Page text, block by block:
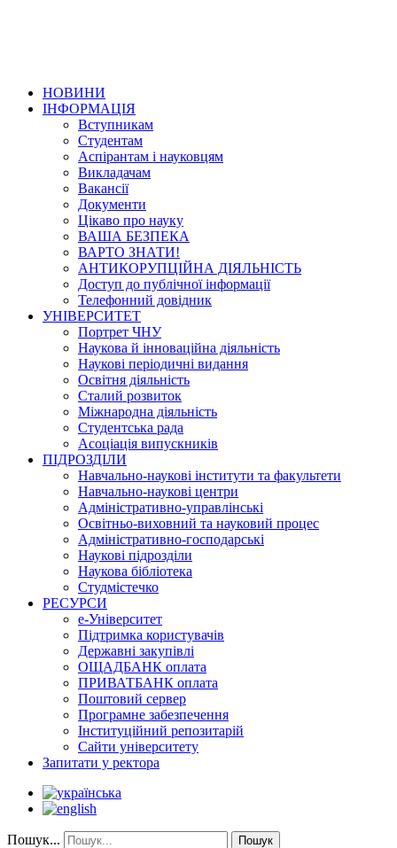
НОВИНИ
ІНФОРМАЦІЯ
Вступникам
Студентам
Аспірантам і науковцям
Викладачам
Вакансії
Документи
Цікаво про науку
ВАША БЕЗПЕКА
ВАРТО ЗНАТИ!
АНТИКОРУПЦІЙНА ДІЯЛЬНІСТЬ
Доступ до публічної інформації
Телефонний довідник
УНІВЕРСИТЕТ
Портрет ЧНУ
Наукова й інноваційна діяльність
Наукові періодичні видання
Освітня діяльність
Сталий розвиток
Міжнародна діяльність
Студентська рада
Асоціація випускників
ПІДРОЗДІЛИ
Навчально-наукові інститути та факультети
Навчально-наукові центри
Адміністративно-управлінські
Освітньо-виховний та науковий процес
Адміністративно-господарські
Наукові підрозділи
Наукова бібліотека
Студмістечко
РЕСУРСИ
е-Університет
Підтримка користувачів
Державні закупівлі
ОЩАДБАНК оплата
ПРИВАТБАНК оплата
Поштовий сервер
Програмне забезпечення
Інституційний репозитарій
Сайти університету
Запитати у ректора
Пошук... Пошук